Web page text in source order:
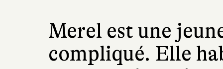
Merel est une
compliqué. Elle